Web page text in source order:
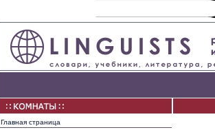
Главная страница